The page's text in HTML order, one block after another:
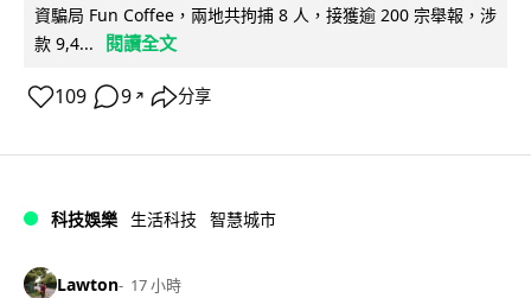
資騙局 Fun Coffee，兩地共拘捕 8 人，接獲逾 200 宗舉報，涉
款 9,4...
閱讀全文
109 9 ↗ 分享
科技娛樂 生活科技 智慧城市
Lawton 17 小時